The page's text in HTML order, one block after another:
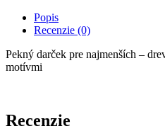
Popis
Recenzie (0)
Pekný darček pre najmenších –
motívmi
Recenzie